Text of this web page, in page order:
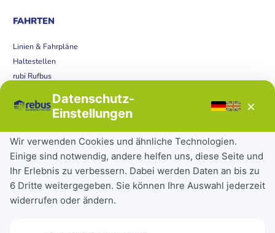
FAHRTEN
Linien & Fahrpläne
Haltestellen
rubi Rufbus
Störungen
Tickets & Tarife
Deutschlandticket
Schülerkarte
Einzeltickets
Abonnements
Datenschutz-
Einstellungen
×
Wir verwenden Cookies und ähnliche Technologien.
Einige sind notwendig, andere helfen uns, diese Seite und
Ihr Erlebnis zu verbessern. Dabei werden Daten an bis zu
6 Dritte weitergegeben. Sie können Ihre Auswahl jederzeit
widerrufen oder ändern.